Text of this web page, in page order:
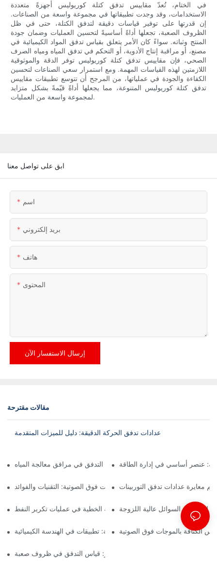
في الختام، تُعدّ مقاييس تدفق كتلة كوريوليس أجهزةً متعددة
الاستخدامات، وقد وجدت تطبيقاتها في مجموعة واسعة من الصناعات.
إن قدرتها على توفير قياسات دقيقة لتدفق الكتلة، حتى في ظل
الظروف الصعبة، تجعلها أداةً أساسيةً لتحسين العمليات وضمان جودة
المنتج وثباته. سواءً كان الأمر يتعلق بقياس تدفق المواد الكيميائية في
مصنع، أو مراقبة إنتاج الأدوية، أو التحكم في تدفق المياه ومياه الصرف
الصحي، فإن مقاييس تدفق كتلة كوريوليس توفر الدقة والموثوقية
اللازمتين لهذه القياسات المهمة. ومع استمرار سعي الصناعات لتحسين
الكفاءة والجودة في عملياتها، من المرجح أن تتوسع تطبيقات مقاييس
تدفق كتلة كوريوليس المتنوعة، مما يجعلها أداةً قيّمةً بشكل متزايد
لمجموعة واسعة من العمليات.
ابق على تواصل معنا
اسم
بريد إلكتروني
هاتف
المحتوى
إرسال الاستفسار الآن
مقالات مقترحة
عدادات تدفق الحركة الدقيقة: دليل للميزات المتقدمة
تطبيقات فوهة التدفق في مرافق معالجة المياهعنصر أساسي في إدارة الطاقة
قياس كثافة الموجات فوق الصوتية: التقنيات والفوائدفهم معايرة عدادات تدفق التوربينات
دور عدادات الكثافة الخطية في عمليات تكرير النفطفي السوائل عالية اللزوجة
مقاييس تدفق الكتلة الحرارية: تطبيقات في الهندسة الكيميائية
الكثافة بالموجات فوق الصوتية
عدادات التدفق من أنوبار: قياس التدفق في ظروف صعبة